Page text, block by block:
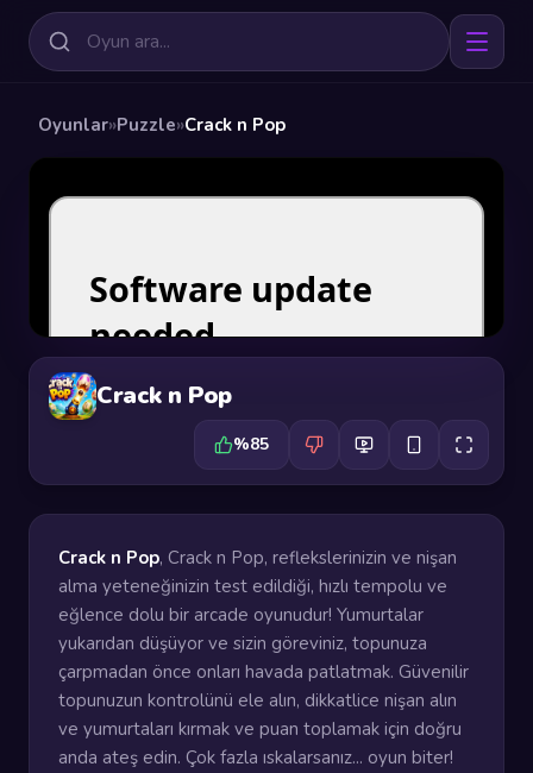
Oyunlar»Puzzle»Crack n Pop
Crack n Pop
%85
Crack n Pop, Crack n Pop, reflekslerinizin ve nişan
alma yeteneğinizin test edildiği, hızlı tempolu ve
eğlence dolu bir arcade oyunudur! Yumurtalar
yukarıdan düşüyor ve sizin göreviniz, topunuza
çarpmadan önce onları havada patlatmak. Güvenilir
topunuzun kontrolünü ele alın, dikkatlice nişan alın
ve yumurtaları kırmak ve puan toplamak için doğru
anda ateş edin. Çok fazla ıskalarsanız... oyun biter!